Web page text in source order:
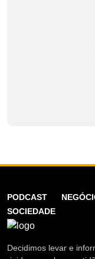
PODCAST
SOCIEDADE
Decidimos levar e